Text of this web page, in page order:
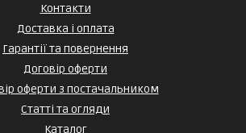
Контакти
Доставка і оплата
Гарантії та повернення
Договір оферти
оферти з постачальником
Статті та огляди
Каталог